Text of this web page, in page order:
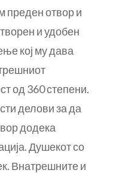
преден отвор и
и удобен
кој му дава
од 360 степени.
делови за да
додека
Душекот со
Внатрешните и